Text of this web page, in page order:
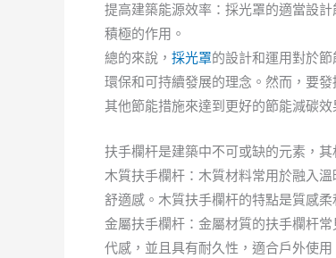
提高建築能源效率：採光罩的適當設
積極的作用。
總的來說， 採光罩的設計和運用對於
環保和可持續發展的理念。然而，要
其他節能措施來達到更好的節能減碳效
扶手欄杆是建築中不可或缺的元素，
木質扶手欄杆：木質材料常用於融入
舒適感。木質扶手欄杆的特點是質感
金屬扶手欄杆：金屬材質的扶手欄杆
代感，並且具有耐久性，適合戶外使用